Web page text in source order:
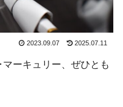
2023.09.07 2025.07.11
ーキュリー、ぜひとも